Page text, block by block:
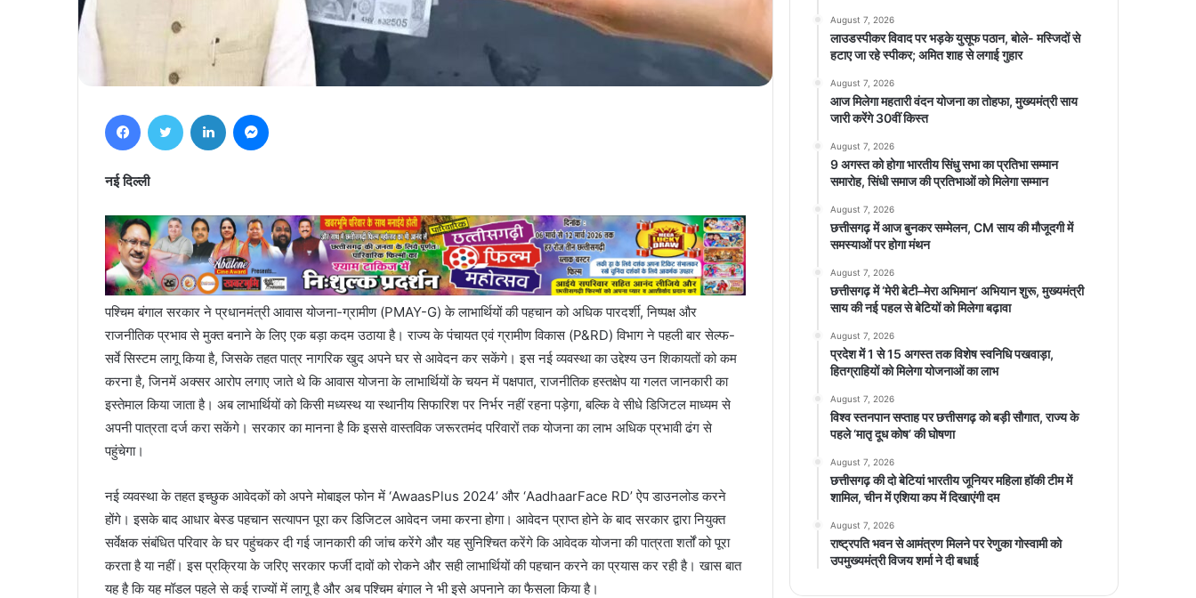
नई दिल्ली
पश्चिम बंगाल सरकार ने प्रधानमंत्री आवास योजना-ग्रामीण (PMAY-G) के लाभार्थियों की पहचान को अधिक पारदर्शी, निष्पक्ष और
राजनीतिक प्रभाव से मुक्त बनाने के लिए एक बड़ा कदम उठाया है। राज्य के पंचायत एवं ग्रामीण विकास (P&RD) विभाग ने पहली बार सेल्फ-
सर्वे सिस्टम लागू किया है, जिसके तहत पात्र नागरिक खुद अपने घर से आवेदन कर सकेंगे। इस नई व्यवस्था का उद्देश्य उन शिकायतों को कम
करना है, जिनमें अक्सर आरोप लगाए जाते थे कि आवास योजना के लाभार्थियों के चयन में पक्षपात, राजनीतिक हस्तक्षेप या गलत जानकारी का
इस्तेमाल किया जाता है। अब लाभार्थियों को किसी मध्यस्थ या स्थानीय सिफारिश पर निर्भर नहीं रहना पड़ेगा, बल्कि वे सीधे डिजिटल माध्यम से
अपनी पात्रता दर्ज करा सकेंगे। सरकार का मानना है कि इससे वास्तविक जरूरतमंद परिवारों तक योजना का लाभ अधिक प्रभावी ढंग से
पहुंचेगा।
नई व्यवस्था के तहत इच्छुक आवेदकों को अपने मोबाइल फोन में ‘AwaasPlus 2024’ और ‘AadhaarFace RD’ ऐप डाउनलोड करने
होंगे। इसके बाद आधार बेस्ड पहचान सत्यापन पूरा कर डिजिटल आवेदन जमा करना होगा। आवेदन प्राप्त होने के बाद सरकार द्वारा नियुक्त
सर्वेक्षक संबंधित परिवार के घर पहुंचकर दी गई जानकारी की जांच करेंगे और यह सुनिश्चित करेंगे कि आवेदक योजना की पात्रता शर्तों को पूरा
करता है या नहीं। इस प्रक्रिया के जरिए सरकार फर्जी दावों को रोकने और सही लाभार्थियों की पहचान करने का प्रयास कर रही है। खास बात
यह है कि यह मॉडल पहले से कई राज्यों में लागू है और अब पश्चिम बंगाल ने भी इसे अपनाने का फैसला किया है।
August 7, 2026
लाउडस्पीकर विवाद पर भड़के युसूफ पठान, बोले- मस्जिदों से
हटाए जा रहे स्पीकर; अमित शाह से लगाई गुहार
August 7, 2026
आज मिलेगा महतारी वंदन योजना का तोहफा, मुख्यमंत्री साय
जारी करेंगे 30वीं किस्त
August 7, 2026
9 अगस्त को होगा भारतीय सिंधु सभा का प्रतिभा सम्मान
समारोह, सिंधी समाज की प्रतिभाओं को मिलेगा सम्मान
August 7, 2026
छत्तीसगढ़ में आज बुनकर सम्मेलन, CM साय की मौजूदगी में
समस्याओं पर होगा मंथन
August 7, 2026
छत्तीसगढ़ में ‘मेरी बेटी–मेरा अभिमान’ अभियान शुरू, मुख्यमंत्री
साय की नई पहल से बेटियों को मिलेगा बढ़ावा
August 7, 2026
प्रदेश में 1 से 15 अगस्त तक विशेष स्वनिधि पखवाड़ा,
हितग्राहियों को मिलेगा योजनाओं का लाभ
August 7, 2026
विश्व स्तनपान सप्ताह पर छत्तीसगढ़ को बड़ी सौगात, राज्य के
पहले ‘मातृ दूध कोष’ की घोषणा
August 7, 2026
छत्तीसगढ़ की दो बेटियां भारतीय जूनियर महिला हॉकी टीम में
शामिल, चीन में एशिया कप में दिखाएंगी दम
August 7, 2026
राष्ट्रपति भवन से आमंत्रण मिलने पर रेणुका गोस्वामी को
उपमुख्यमंत्री विजय शर्मा ने दी बधाई